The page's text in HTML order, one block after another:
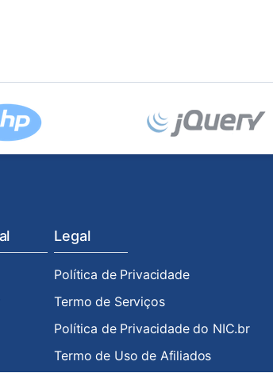
Legal
Política de Privacidade
Termo de Serviços
Política de Privacidade do NIC.br
Termo de Uso de Afiliados